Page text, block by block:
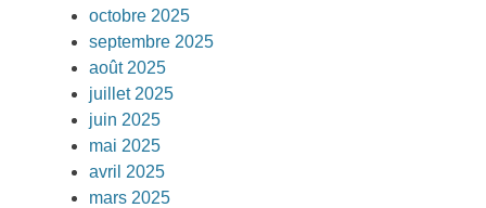
octobre 2025
septembre 2025
août 2025
juillet 2025
juin 2025
mai 2025
avril 2025
mars 2025